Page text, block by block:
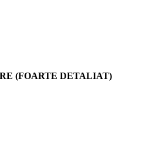
(FOARTE DETALIAT)